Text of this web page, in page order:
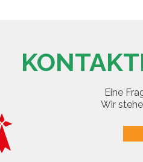
Eine
Wir